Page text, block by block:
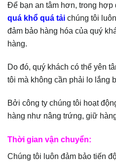
Để bạn an tâm hơn, trong hợp
quá khổ quá tải chúng tôi
đảm bảo hàng hóa của quý
hàng.
Do đó, quý khách có thể yên
tôi mà không cần phải lo lắng
Bởi công ty chúng tôi hoạt
hàng như nâng trứng, giữ
Thời gian vận chuyển:
Chúng tôi luôn đảm bảo tiến